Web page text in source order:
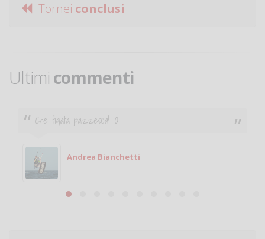
Tornei conclusi
Ultimi commenti
Ciao. Sono a Treviglio da poco e vorrei tornare a
giocare. Se sei in zona e puoi giocare fammi sapere.
Michele
Michele Miglionico